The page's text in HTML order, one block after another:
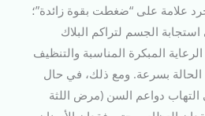
علامة على “ضغطت بقوة زائدة”؛
الجسم لتراكم البلاك
المبكرة المناسبة والتنظيف
الحالة بسرعة. ومع ذلك، في حال
التهاب دواعم السن (مرض اللثة